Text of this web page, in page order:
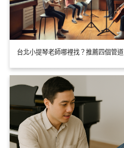
台北小提琴老師哪裡找？推薦四個管道